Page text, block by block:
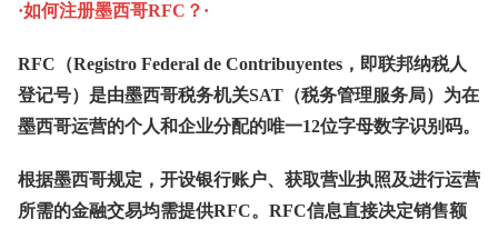
·如何注册墨西哥RFC？·
RFC（Registro Federal de Contribuyentes，即联邦纳税人
登记号）是由墨西哥税务机关SAT（税务管理服务局）为在
墨西哥运营的个人和企业分配的唯一12位字母数字识别码。
根据墨西哥规定，开设银行账户、获取营业执照及进行运营
所需的金融交易均需提供RFC。RFC信息直接决定销售额